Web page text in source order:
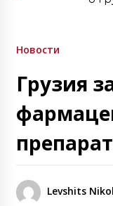
Новости
Грузия
Levshits